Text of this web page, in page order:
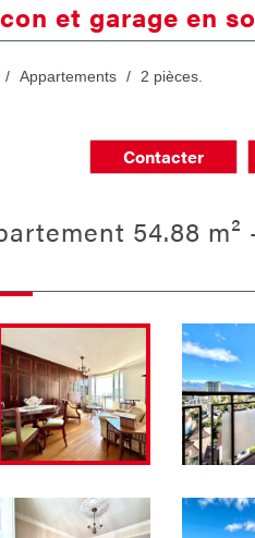
et garage en
Appartements
2 pièces.
Contacter
54.88